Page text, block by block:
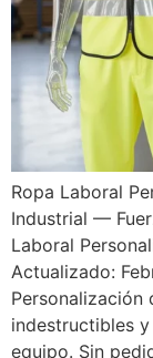
Ropa Laboral
Industrial —
Laboral
Actualizado:
Personalización
indestructibles
equipo. Sin